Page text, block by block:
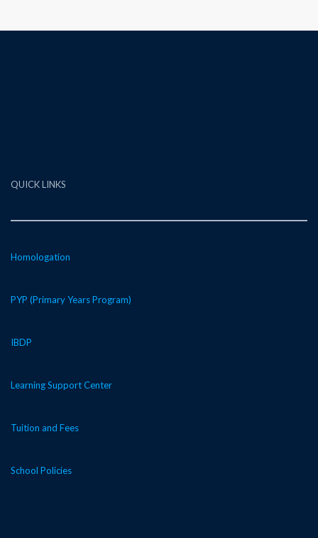
QUICK LINKS
Homologation
PYP (Primary Years Program)
IBDP
Learning Support Center
Tuition and Fees
School Policies